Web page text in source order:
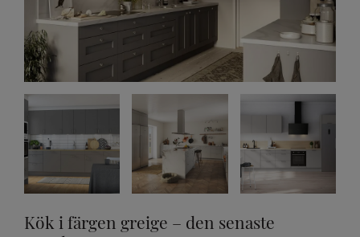
Kök i färgen greige – den senaste